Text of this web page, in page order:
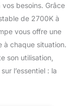
besoins. Grâce
de 2700K à
vous offre une
à chaque situation.
son utilisation,
l’essentiel : la